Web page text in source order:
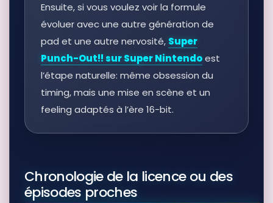
Ensuite, si vous voulez voir la formule
évoluer avec une autre génération de
pad et une autre nervosité, Super
Punch-Out!! sur Super Nintendoest
l’étape naturelle: même obsession du
timing, mais une mise en scène et un
feeling adaptés à l’ère 16-bit.
Chronologie de la licence ou des
épisodes proches